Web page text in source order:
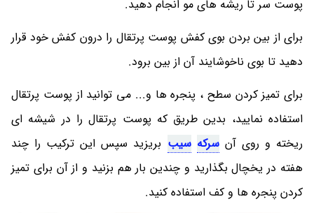
پوست سر تا ریشه های مو انجام دهید.
برای از بین بردن بوی کفش پوست پرتقال را درون کفش خود قرار
دهید تا بوی ناخوشایند آن از بین برود.
برای تمیز کردن سطح ، پنجره ها و... می توانید از پوست پرتقال
استفاده نمایید، بدین طریق که پوست پرتقال را در شیشه ای
ریخته و روی آنسرکه سیب بریزید سپس این ترکیب را چند
هفته در یخچال بگذارید و چندین بار هم بزنید و از آن برای تمیز
کردن پنجره ها و کف استفاده کنید.